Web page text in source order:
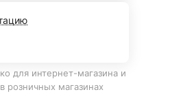
для интернет-магазина и
розничных магазинах